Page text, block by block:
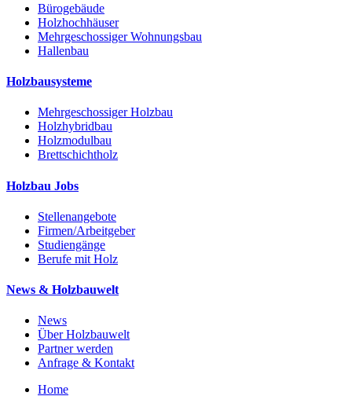
Bürogebäude
Holzhochhäuser
Mehrgeschossiger Wohnungsbau
Hallenbau
Holzbausysteme
Mehrgeschossiger Holzbau
Holzhybridbau
Holzmodulbau
Brettschichtholz
Holzbau Jobs
Stellenangebote
Firmen/Arbeitgeber
Studiengänge
Berufe mit Holz
News & Holzbauwelt
News
Über Holzbauwelt
Partner werden
Anfrage & Kontakt
Home